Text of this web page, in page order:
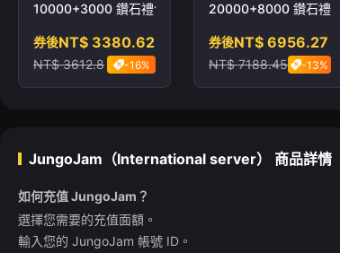
10000+3000 鑽石禮包
券後NT$ 3380.62
NT$ 3612.8 -16%
20000+8000 鑽石禮包
券後NT$ 6956.27
NT$ 7188.45 -13%
JungoJam（International server） 商品詳情
如何充值 JungoJam？
選擇您需要的充值面額。
輸入您的 JungoJam 帳號 ID。